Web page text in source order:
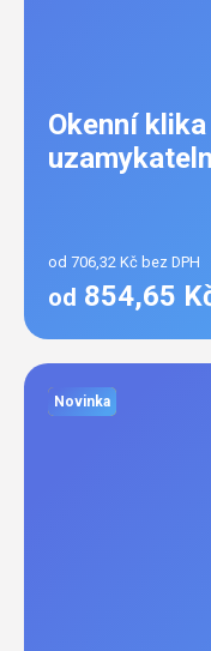
Okenní klika
od 706,32 Kč bez DPH
od 854,65
Novinka